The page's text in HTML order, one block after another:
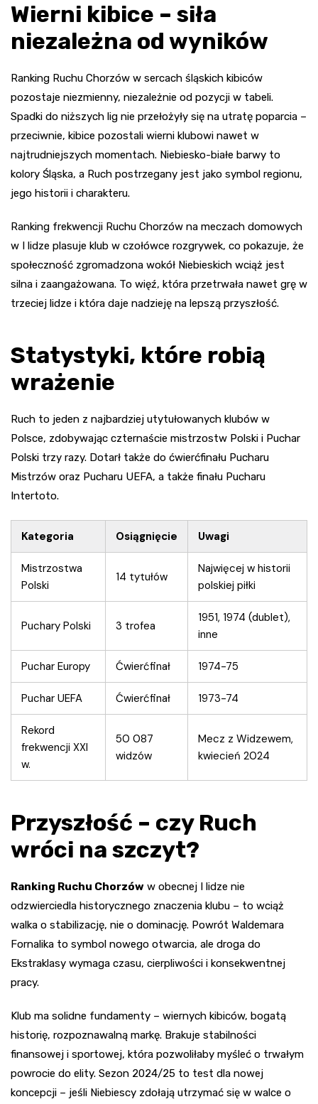
Wierni kibice – siła
niezależna od wyników
Ranking Ruchu Chorzów w sercach śląskich kibiców
pozostaje niezmienny, niezależnie od pozycji w tabeli.
Spadki do niższych lig nie przełożyły się na utratę poparcia –
przeciwnie, kibice pozostali wierni klubowi nawet w
najtrudniejszych momentach. Niebiesko-białe barwy to
kolory Śląska, a Ruch postrzegany jest jako symbol regionu,
jego historii i charakteru.
Ranking frekwencji Ruchu Chorzów na meczach domowych
w I lidze plasuje klub w czołówce rozgrywek, co pokazuje, że
społeczność zgromadzona wokół Niebieskich wciąż jest
silna i zaangażowana. To więź, która przetrwała nawet grę w
trzeciej lidze i która daje nadzieję na lepszą przyszłość.
Statystyki, które robią
wrażenie
Ruch to jeden z najbardziej utytułowanych klubów w
Polsce, zdobywając czternaście mistrzostw Polski i Puchar
Polski trzy razy. Dotarł także do ćwierćfinału Pucharu
Mistrzów oraz Pucharu UEFA, a także finału Pucharu
Intertoto.
Kategoria Osiągnięcie Uwagi
Mistrzostwa
Polski
14 tytułów
Najwięcej w historii
polskiej piłki
Puchary Polski 3 trofea
1951, 1974 (dublet),
inne
Puchar Europy Ćwierćfinał 1974-75
Puchar UEFA Ćwierćfinał 1973-74
Rekord
frekwencji XXI
w.
50 087
widzów
Mecz z Widzewem,
kwiecień 2024
Przyszłość – czy Ruch
wróci na szczyt?
Ranking Ruchu Chorzów w obecnej I lidze nie
odzwierciedla historycznego znaczenia klubu – to wciąż
walka o stabilizację, nie o dominację. Powrót Waldemara
Fornalika to symbol nowego otwarcia, ale droga do
Ekstraklasy wymaga czasu, cierpliwości i konsekwentnej
pracy.
Klub ma solidne fundamenty – wiernych kibiców, bogatą
historię, rozpoznawalną markę. Brakuje stabilności
finansowej i sportowej, która pozwoliłaby myśleć o trwałym
powrocie do elity. Sezon 2024/25 to test dla nowej
koncepcji – jeśli Niebiescy zdołają utrzymać się w walce o